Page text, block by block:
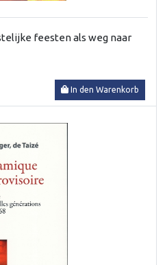
feesten als weg naar
In den Warenkorb